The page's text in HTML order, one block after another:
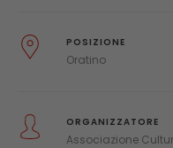
POSIZIONE
Oratino
ORGANIZZATORE
Associazione